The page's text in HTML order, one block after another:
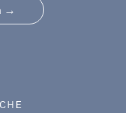
→